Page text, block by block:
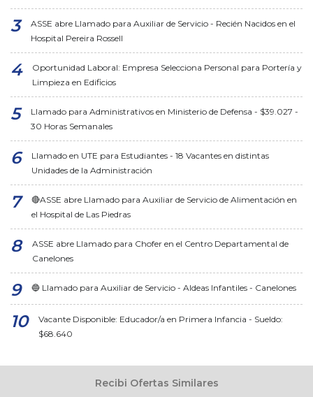
ASSE abre Llamado para Auxiliar de Servicio - Recién Nacidos en el
Hospital Pereira Rossell
Oportunidad Laboral: Empresa Selecciona Personal para Portería y
Limpieza en Edificios
Llamado para Administrativos en Ministerio de Defensa - $39.027 -
30 Horas Semanales
Llamado en UTE para Estudiantes - 18 Vacantes en distintas
Unidades de la Administración
🔴ASSE abre Llamado para Auxiliar de Servicio de Alimentación en
el Hospital de Las Piedras
ASSE abre Llamado para Chofer en el Centro Departamental de
Canelones
🔵 Llamado para Auxiliar de Servicio - Aldeas Infantiles - Canelones
Vacante Disponible: Educador/a en Primera Infancia - Sueldo:
$68.640
Recibi Ofertas Similares